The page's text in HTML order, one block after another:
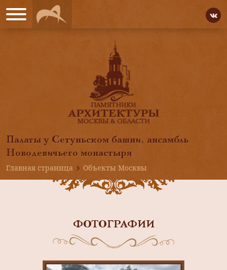
Палаты у Сетуньском башни, ансамбль
Новодевичьего монастыря
Главная страница
Объекты Москвы
ФОТОГРАФИИ